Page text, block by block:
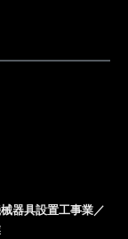
器具設置工事業／